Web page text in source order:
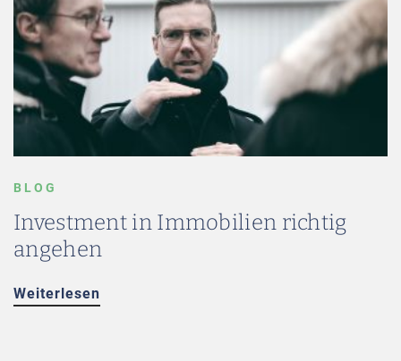
BLOG
Investment in Immobilien richtig
angehen
Weiterlesen